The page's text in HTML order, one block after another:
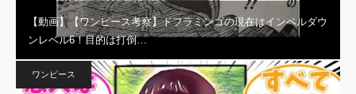
【動画】【ワンピース考察】ドフラミンゴの現在はインペルダウ
ンレベル6！目的は打倒…
ワンピース